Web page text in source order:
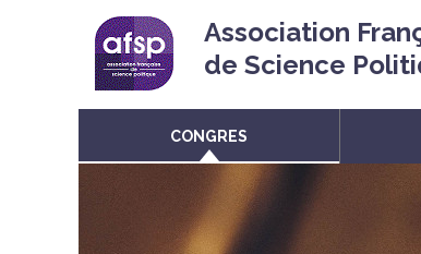
Association
de Science
CONGRES